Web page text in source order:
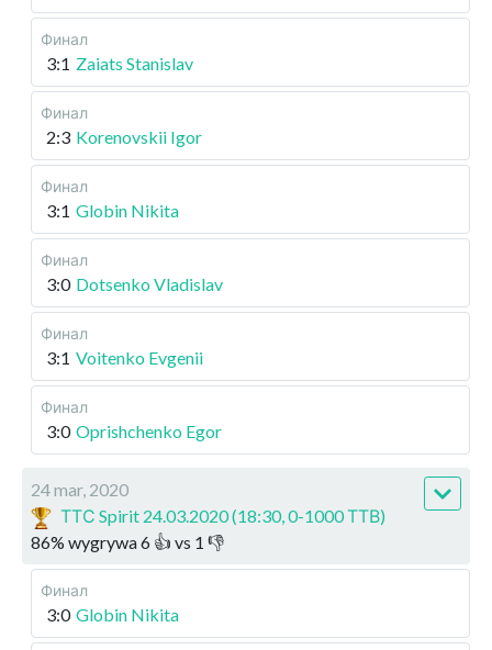
Финал
3:1 Zaiats Stanislav
Финал
2:3 Korenovskii Igor
Финал
3:1 Globin Nikita
Финал
3:0 Dotsenko Vladislav
Финал
3:1 Voitenko Evgenii
Финал
3:0 Oprishchenko Egor
24 mar, 2020
ТТС Spirit 24.03.2020 (18:30, 0-1000 ТТВ)
86% wygrywa6 👍 vs 1 👎
Финал
3:0 Globin Nikita